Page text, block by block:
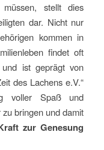
stellt dies
dar. Nicht nur
kommen in
findet oft
ist geprägt von
des Lachens e.V.“
voller Spaß und
bringen und damit
zur Genesung